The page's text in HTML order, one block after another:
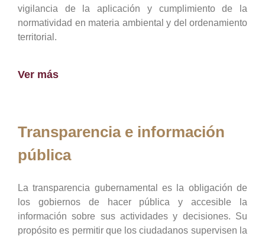
vigilancia de la aplicación y cumplimiento de la
normatividad en materia ambiental y del ordenamiento
territorial.
Ver más
Transparencia e información
pública
La transparencia gubernamental es la obligación de
los gobiernos de hacer pública y accesible la
información sobre sus actividades y decisiones. Su
propósito es permitir que los ciudadanos supervisen la